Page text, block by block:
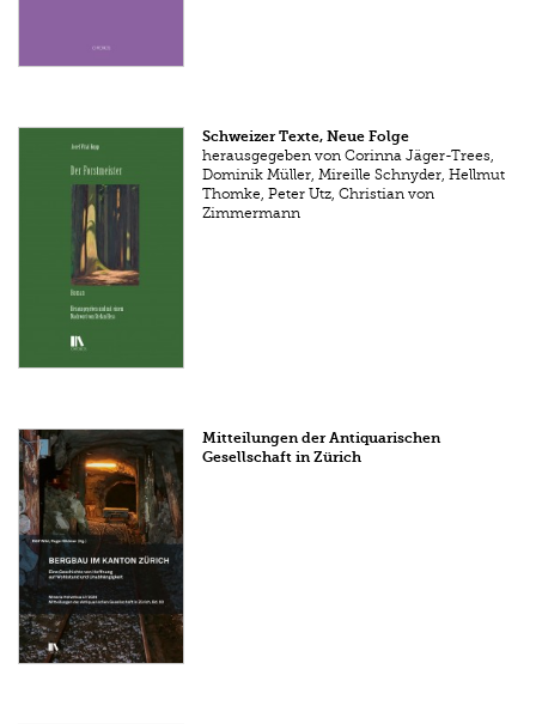
Schweizer Texte, Neue Folge
herausgegeben von Corinna Jäger-Trees,
Dominik Müller, Mireille Schnyder, Hellmut
Thomke, Peter Utz, Christian von
Zimmermann
Mitteilungen der Antiquarischen
Gesellschaft in Zürich